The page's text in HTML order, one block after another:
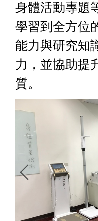
身體活動專題
學習到全方位
能力與研究知
力，並協助提
質。